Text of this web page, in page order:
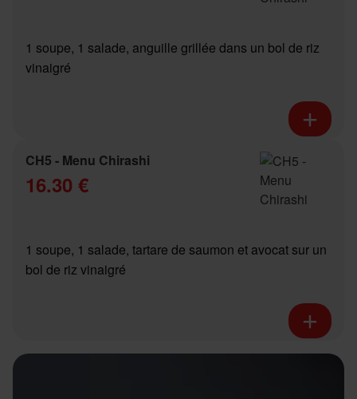
1 soupe, 1 salade, anguille grillée dans un bol de riz
vinaigré
CH5 - Menu Chirashi
16.30 €
1 soupe, 1 salade, tartare de saumon et avocat sur un
bol de riz vinaigré